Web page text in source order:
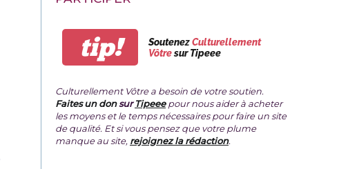
tip! SoutenezCulturellement
Vôtresur Tipeee
Culturellement Vôtre a besoin de votre soutien.
Faites un donsurTipeeepour nous aider à acheter
les moyens et le temps nécessaires pour faire un site
de qualité. Et si vous pensez que votre plume
manque au site, rejoignez la rédaction.